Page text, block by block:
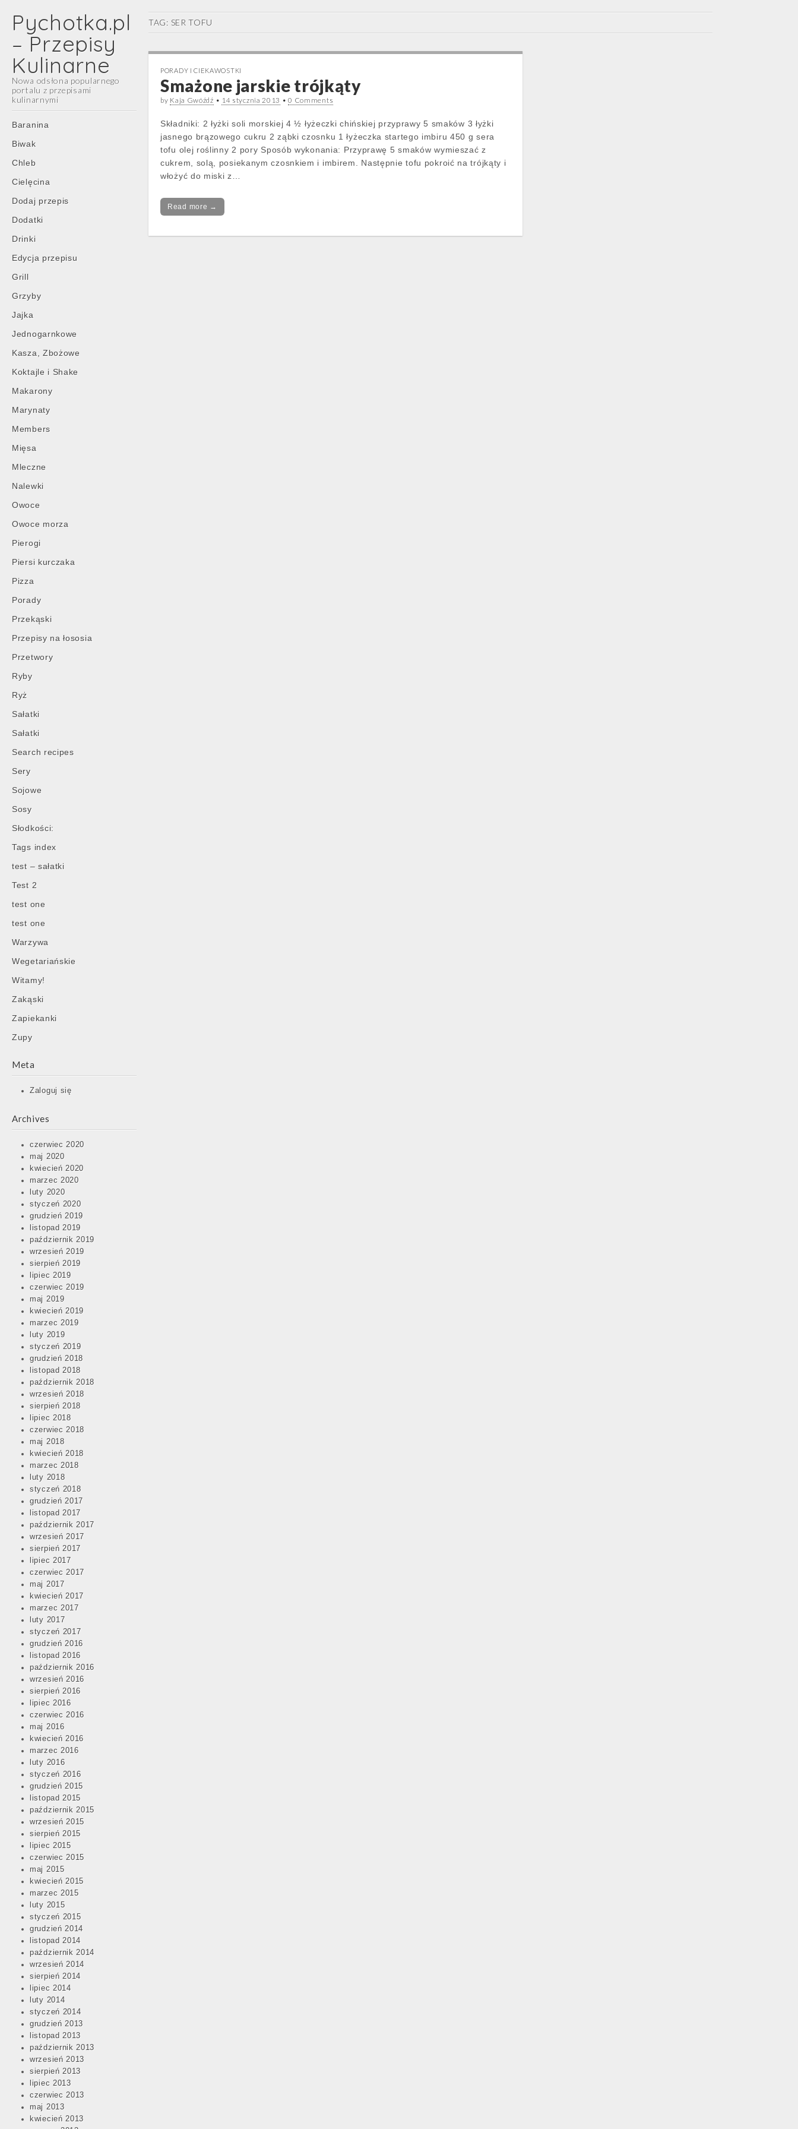
Pychotka.pl
– Przepisy
Kulinarne
Nowa odsłona popularnego
portalu z przepisami
kulinarnymi
Main
menu
Skip
content
Baranina
Biwak
Chleb
Cielęcina
Dodaj przepis
Dodatki
Drinki
Edycja przepisu
Grill
Grzyby
Jajka
Jednogarnkowe
Kasza, Zbożowe
Koktajle i Shake
Makarony
Marynaty
Members
Mięsa
Mleczne
Nalewki
Owoce
Owoce morza
Pierogi
Piersi kurczaka
Pizza
Porady
Przekąski
Przepisy na łososia
Przetwory
Ryby
Ryż
Sałatki
Sałatki
Search recipes
Sery
Sojowe
Sosy
Słodkości:
Tags index
test – sałatki
Test 2
test one
test one
Warzywa
Wegetariańskie
Witamy!
Zakąski
Zapiekanki
Zupy
Meta
Zaloguj się
Archives
czerwiec 2020
maj 2020
kwiecień 2020
marzec 2020
luty 2020
styczeń 2020
grudzień 2019
listopad 2019
październik 2019
wrzesień 2019
sierpień 2019
lipiec 2019
czerwiec 2019
maj 2019
kwiecień 2019
marzec 2019
luty 2019
styczeń 2019
grudzień 2018
listopad 2018
październik 2018
wrzesień 2018
sierpień 2018
lipiec 2018
czerwiec 2018
maj 2018
kwiecień 2018
marzec 2018
luty 2018
styczeń 2018
grudzień 2017
listopad 2017
październik 2017
wrzesień 2017
sierpień 2017
lipiec 2017
czerwiec 2017
maj 2017
kwiecień 2017
marzec 2017
luty 2017
styczeń 2017
grudzień 2016
listopad 2016
październik 2016
wrzesień 2016
sierpień 2016
lipiec 2016
czerwiec 2016
maj 2016
kwiecień 2016
marzec 2016
luty 2016
styczeń 2016
grudzień 2015
listopad 2015
październik 2015
wrzesień 2015
sierpień 2015
lipiec 2015
czerwiec 2015
maj 2015
kwiecień 2015
marzec 2015
luty 2015
styczeń 2015
grudzień 2014
listopad 2014
październik 2014
wrzesień 2014
sierpień 2014
lipiec 2014
luty 2014
styczeń 2014
grudzień 2013
listopad 2013
październik 2013
wrzesień 2013
sierpień 2013
lipiec 2013
czerwiec 2013
maj 2013
kwiecień 2013
TAG: SER TOFU
PORADY I CIEKAWOSTKI
Smażone jarskie trójkąty
by Kaja Gwóźdź • 14 stycznia 2013 •0 Comments
Składniki: 2 łyżki soli morskiej 4 ½ łyżeczki chińskiej przyprawy 5 smaków 3 łyżki
jasnego brązowego cukru 2 ząbki czosnku 1 łyżeczka startego imbiru 450 g sera
tofu olej roślinny 2 pory Sposób wykonania: Przyprawę 5 smaków wymieszać z
cukrem, solą, posiekanym czosnkiem i imbirem. Następnie tofu pokroić na trójkąty i
włożyć do miski z…
Read more →